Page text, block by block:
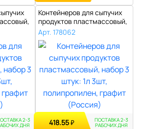
2-3
ДНЯ
Контейнеров для сыпучих
продуктов пластмассовый,
набор ..
Арт. 178062
418.55₽ ПОСТАВКА 2-3
РАБОЧИХ ДНЯ